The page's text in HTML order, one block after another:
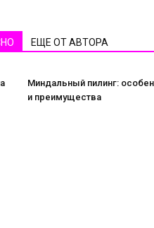
ЕЩЕ ОТ АВТОРА
Миндальный пилинг:
и преимущества